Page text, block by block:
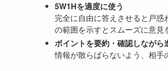
5W1Hを適度に使う
完全に自由に答えさせると戸
の範囲を示すとスムーズに意見
ポイントを要約・確認しながら
情報が散らばらないよう、相手